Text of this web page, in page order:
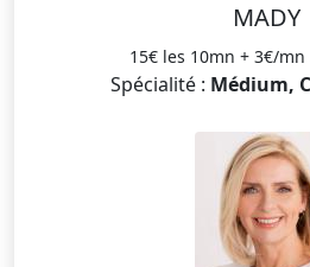
MADY
15€ les 10mn + 3€/
Spécialité : Médium,